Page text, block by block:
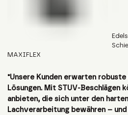
MAXIFLEX
"Unsere Kunden erwarten robuste
Lösungen. Mit STUV-Beschlägen
anbieten, die sich unter den
Lachverarbeitung bewähren –